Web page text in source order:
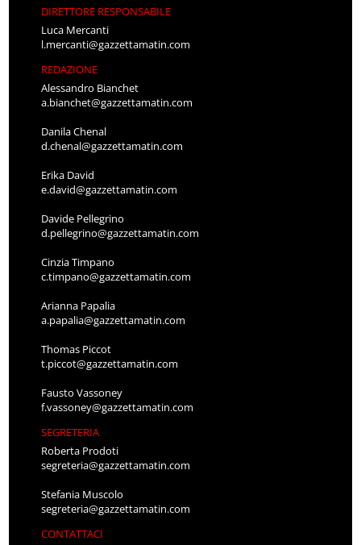
DIRETTORE RESPONSABILE
Luca Mercanti
l.mercanti@gazzettamatin.com
REDAZIONE
Alessandro Bianchet
a.bianchet@gazzettamatin.com
Danila Chenal
d.chenal@gazzettamatin.com
Erika David
e.david@gazzettamatin.com
Davide Pellegrino
d.pellegrino@gazzettamatin.com
Cinzia Timpano
c.timpano@gazzettamatin.com
Arianna Papalia
a.papalia@gazzettamatin.com
Thomas Piccot
t.piccot@gazzettamatin.com
Fausto Vassoney
f.vassoney@gazzettamatin.com
SEGRETERIA
Roberta Prodoti
segreteria@gazzettamatin.com
Stefania Muscolo
segreteria@gazzettamatin.com
CONTATTACI